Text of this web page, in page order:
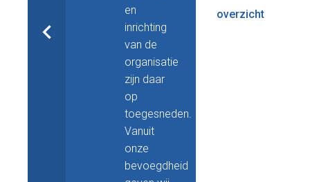
en
inrichting
van de
organisatie
zijn daar
op
toegesneden.
Vanuit
onze
bevoegdheid
overzicht